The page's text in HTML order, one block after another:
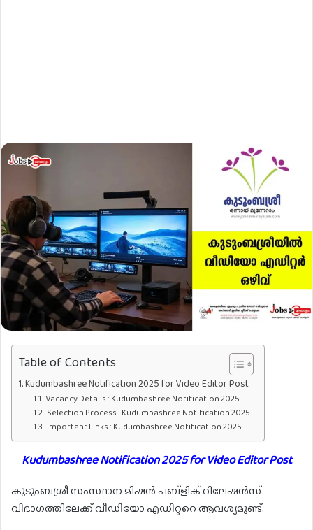
Table of Contents
Kudumbashree Notification 2025 for Video Editor Post
Vacancy Details : Kudumbashree Notification 2025
Selection Process : Kudumbashree Notification 2025
Important Links : Kudumbashree Notification 2025
Kudumbashree Notification 2025 for Video Editor Post
കുടുംബശ്രീ സംസ്ഥാന മിഷൻ പബ്‌ളിക് റിലേഷൻസ്
വിഭാഗത്തിലേക്ക് വീഡിയോ എഡിറ്ററെ ആവശ്യമുണ്ട്.